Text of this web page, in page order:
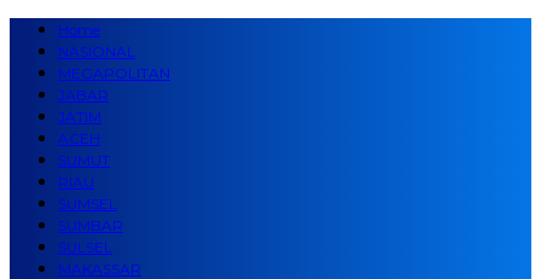
Home
NASIONAL
MEGAPOLITAN
JABAR
JATIM
ACEH
SUMUT
RIAU
SUMSEL
SUMBAR
SULSEL
MAKASSAR